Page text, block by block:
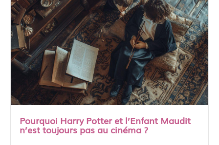
Pourquoi Harry Potter et l’Enfant Maudit
n’est toujours pas au cinéma ?